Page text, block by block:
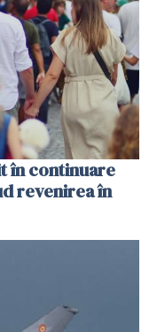
în continuare
revenirea în